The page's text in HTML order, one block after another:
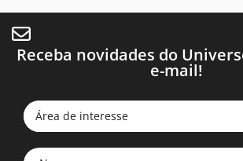
Receba novidades do
e-mail!
Área de interesse